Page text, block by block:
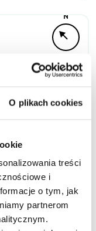
O plikach cookies
treści
i
o tym, jak
partnerom
N
prośbę o